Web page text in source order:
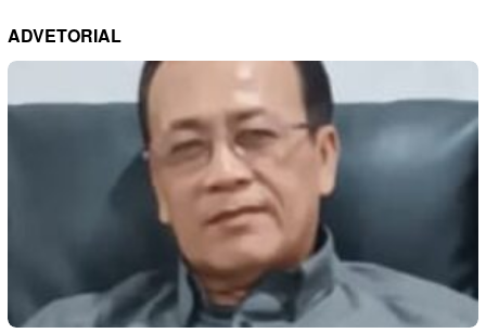
ADVETORIAL